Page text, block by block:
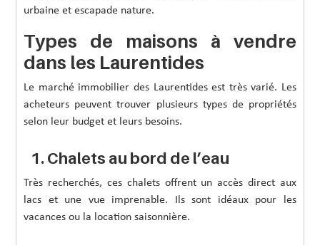
urbaine et escapade nature.
Types de maisons à vendre
dans les Laurentides
Le marché immobilier des Laurentides est très varié. Les
acheteurs peuvent trouver plusieurs types de propriétés
selon leur budget et leurs besoins.
1. Chalets au bord de l’eau
Très recherchés, ces chalets offrent un accès direct aux
lacs et une vue imprenable. Ils sont idéaux pour les
vacances ou la location saisonnière.